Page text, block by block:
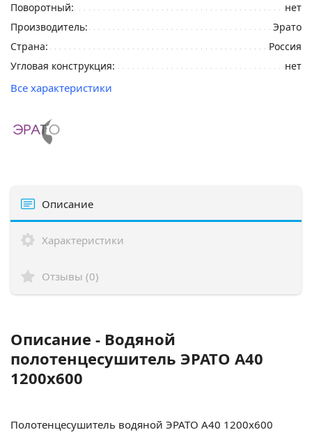
Поворотный:
нет
Производитель:
Эрато
Страна:
Россия
Угловая конструкция:
нет
Все характеристики
Описание
Характеристики
Отзывы (0)
Описание - Водяной
полотенцесушитель ЭРАТО А40
1200x600
Полотенцесушитель водяной ЭРАТО А40 1200x600